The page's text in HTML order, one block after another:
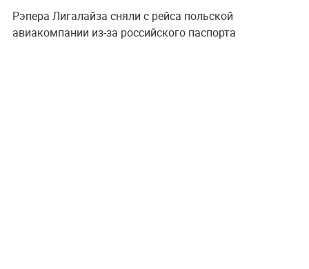
Рэпера Лигалайза сняли с рейса польской
авиакомпании из-за российского паспорта